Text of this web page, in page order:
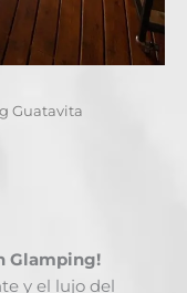
Guatavita
Glamping!
y el lujo del